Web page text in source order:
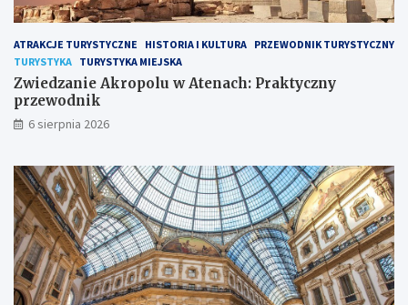
ATRAKCJE TURYSTYCZNE HISTORIA I KULTURA PRZEWODNIK TURYSTYCZNY
TURYSTYKA TURYSTYKA MIEJSKA
Zwiedzanie Akropolu w Atenach: Praktyczny
przewodnik
6 sierpnia 2026